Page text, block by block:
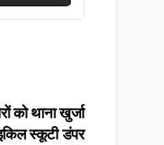
को थाना खुर्जा
स्कूटी डंपर